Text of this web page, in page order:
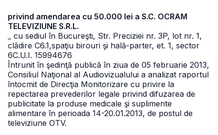
privind amendarea cu 50.000 lei a S.C. OCRAM
TELEVIZIUNE S.R.L.
_ cu sediul în Bucureşti, Str. Preciziei nr. 3P, lot nr. 1,
clădire C6.1,spaţiu birouri şi hală-parter, et. 1, sector
6C.U.I. 15994676
Întrunit în şedinţă publică în ziua de 05 februarie 2013,
Consiliul Naţional al Audiovizualului a analizat raportul
întocmit de Direcţia Monitorizare cu privire la
repectarea prevederilor legale privind difuzarea de
publicitate la produse medicale şi suplimente
alimentare în perioada 14-20.01.2013, de postul de
televiziune OTV.